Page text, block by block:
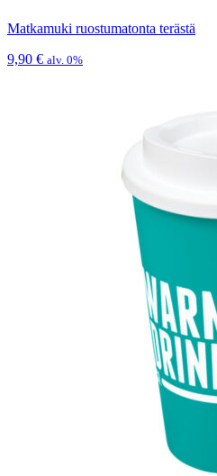
Matkamuki ruostumatonta terästä
9,90 € alv. 0%